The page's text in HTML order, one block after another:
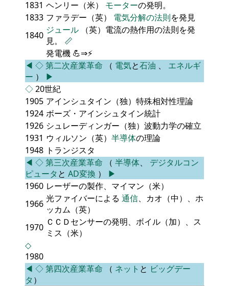
1831 ヘンリー（米） モーターの発明。
1833 ファラデー（英） 電気分解の法則を発見
1840 ジュール （英）電流の熱作用の法則を発
見。 📏
発電機 💪⇒⚡
◀ ◇第二次産業革命 （ 電気と石油 、 エネルギ
ー ） ▶
◇20世紀
1905 アインシュタイン（独）特殊相対性理論
1924 ボーズ・アインシュタイン統計
1926 シュレーディンガー（独）波動力学の確立
1931 ウィルソン（英） 半導体の理論
1948 トランジスタ
◀ ◇第三次産業革命 （ 半導体、 デジタルコン
ピュータ と AD変換 ） ▶
1960 レーザーの製作、マイマン（米）
1966 光ファイバーによる 通信、カオ（中）、ホ
ッカム（英）
1970 ＣＣＤセンサーの発明、ボイル（加）、ス
ミス（米）
◇
1980
◀ ◇第四次産業革命 （ ネット と ビッグデー
タ ）